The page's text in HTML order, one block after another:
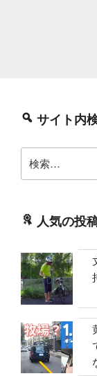
サイト内
索:
人気の投